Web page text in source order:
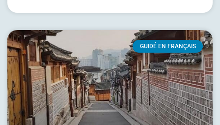
GUIDÉ EN FRANÇAIS